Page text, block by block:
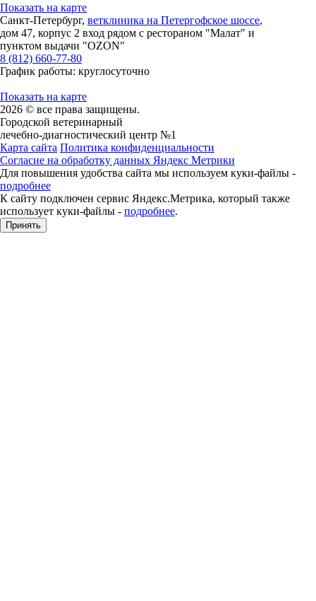
Показать на карте
Санкт-Петербург, ветклиника на Петергофское шоссе,
дом 47, корпус 2 вход рядом с рестораном "Малат" и
пунктом выдачи "OZON"
8 (812) 660-77-80
График работы: круглосуточно
Показать на карте
2026 © все права защищены.
Городской ветеринарный
лечебно-диагностический центр №1
Карта сайта Политика конфиденциальности
Согласие на обработку данных Яндекс Метрики
Для повышения удобства сайта мы используем куки-файлы -
подробнее
К сайту подключен сервис Яндекс.Метрика, который также
использует куки-файлы - подробнее.
Принять